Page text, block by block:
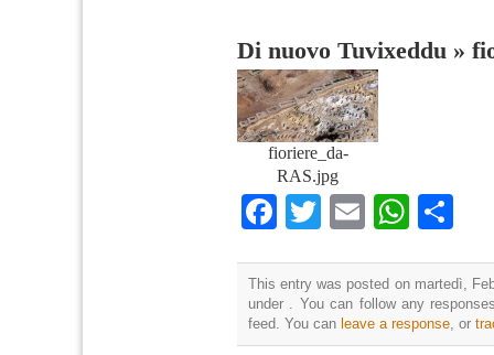
Di nuovo Tuvixeddu »
fioriere_da-
RAS.jpg
Facebook
TwitterEmail
This entry was posted on martedì,
under . You can follow any
feed. You can leave a response, or